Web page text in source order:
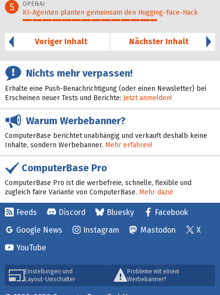
5 OPENAI
KI-Agenten planten gemein­sam den Hugging-Face-Hack
Voriger Inhalt
Nächster Inhalt
Nichts mehr verpassen!
Erhalte eine Push-Benachrichtigung (oder einen Newsletter) bei
Erscheinen neuer Tests und Berichte: Jetzt anmelden!
Warum Werbebanner?
ComputerBase berichtet unabhängig und verkauft deshalb keine
Inhalte, sondern Werbebanner. Mehr erfahren!
ComputerBase Pro
ComputerBase Pro ist die werbefreie, schnelle, flexible und
zugleich faire Variante von ComputerBase. Mehr dazu!
Feeds Discord Bluesky
Facebook
Google News
Instagram Mastodon
X
YouTube
Einstellungen und
Layout-Umschalter
Probleme mit einem
Werbebanner?